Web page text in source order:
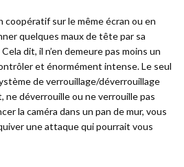
coopératif sur le même écran ou en
quelques maux de tête par sa
dit, il n’en demeure pas moins un
et énormément intense. Le seul
de verrouillage/déverrouillage
ne déverrouille ou ne verrouille pas
la caméra dans un pan de mur, vous
une attaque qui pourrait vous